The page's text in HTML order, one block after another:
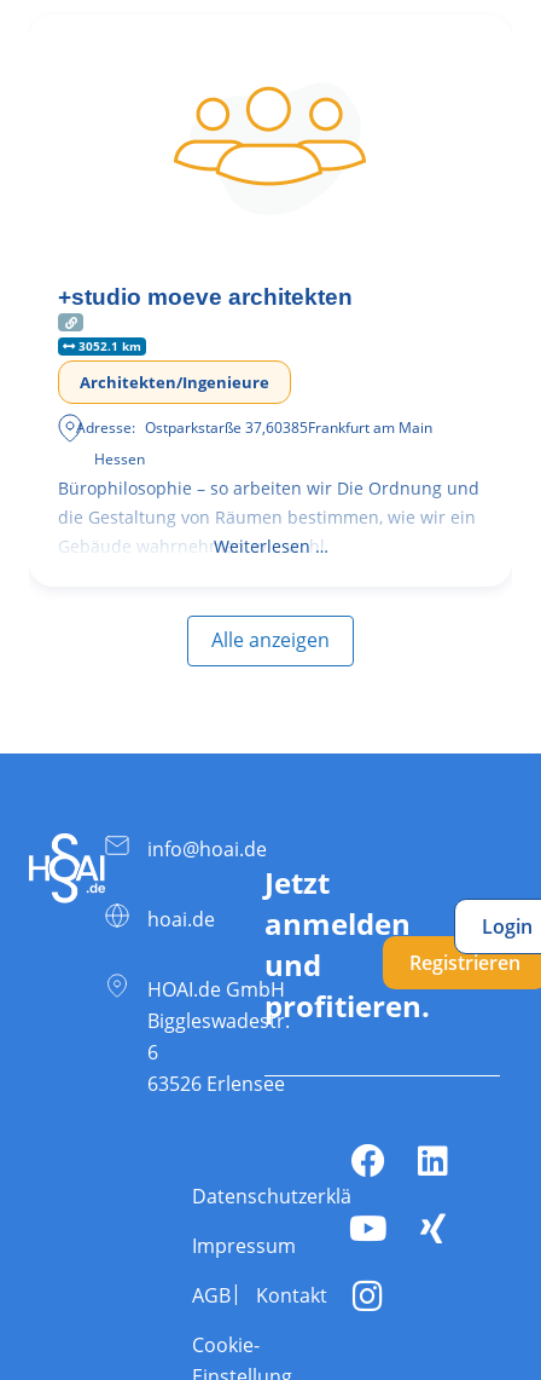
+studio moeve architekten
3052.1 km
Architekten/Ingenieure
Adresse: Ostparkstarße 37,60385Frankfurt am Main
Hessen
Bürophilosophie – so arbeiten wir Die Ordnung und
die Gestaltung von Räumen bestimmen, wie wir ein
Gebäude wahrnehmen, wie wohl
Weiterlesen …
Alle anzeigen
info@hoai.de
hoai.de
HOAI.de GmbH
Biggleswadestr.
6
63526 Erlensee
Jetzt
anmelden
und
profitieren.
Registrieren
Login
Datenschutzerklärung
Impressum
AGB
Kontakt
Cookie-